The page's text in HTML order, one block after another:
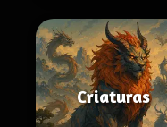
Criaturas